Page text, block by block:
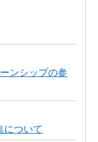
ンシップの参
ついて